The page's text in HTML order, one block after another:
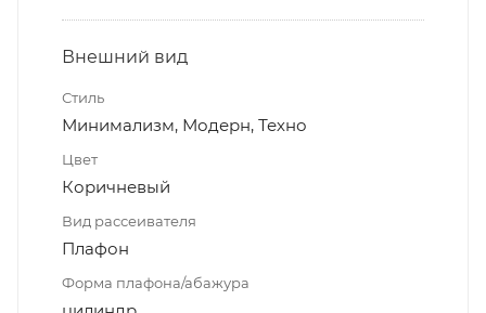
Внешний вид
Стиль
Минимализм, Модерн, Техно
Цвет
Коричневый
Вид рассеивателя
Плафон
Форма плафона/абажура